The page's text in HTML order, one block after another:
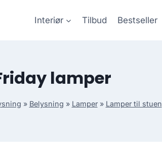
Interiør Tilbud Bestseller
lamper
» Belysning » Lamper» Lamper til stuen